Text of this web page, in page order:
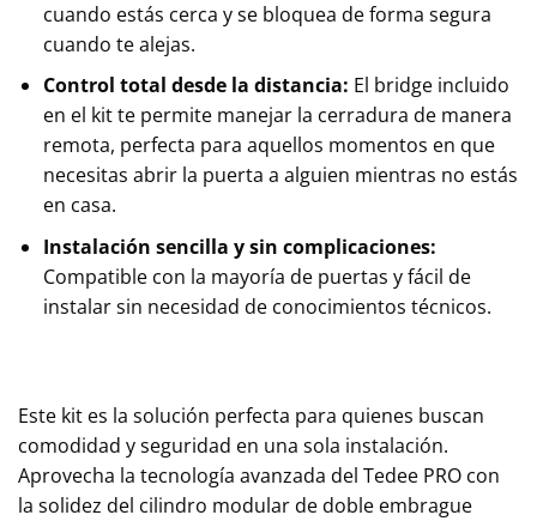
cuando estás cerca y se bloquea de forma segura
cuando te alejas.
Control total desde la distancia: El bridge incluido
en el kit te permite manejar la cerradura de manera
remota, perfecta para aquellos momentos en que
necesitas abrir la puerta a alguien mientras no estás
en casa.
Instalación sencilla y sin complicaciones:
Compatible con la mayoría de puertas y fácil de
instalar sin necesidad de conocimientos técnicos.
Este kit es la solución perfecta para quienes buscan
comodidad y seguridad en una sola instalación.
Aprovecha la tecnología avanzada del Tedee PRO con
la solidez del cilindro modular de doble embrague